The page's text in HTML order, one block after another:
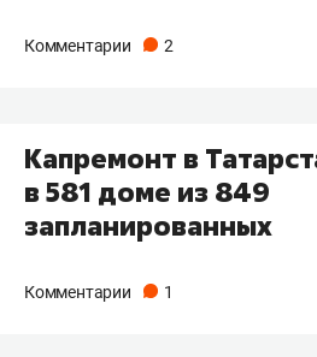
Комментарии 2
Капремонт в
в 581 доме из 849
запланированных
Комментарии 1